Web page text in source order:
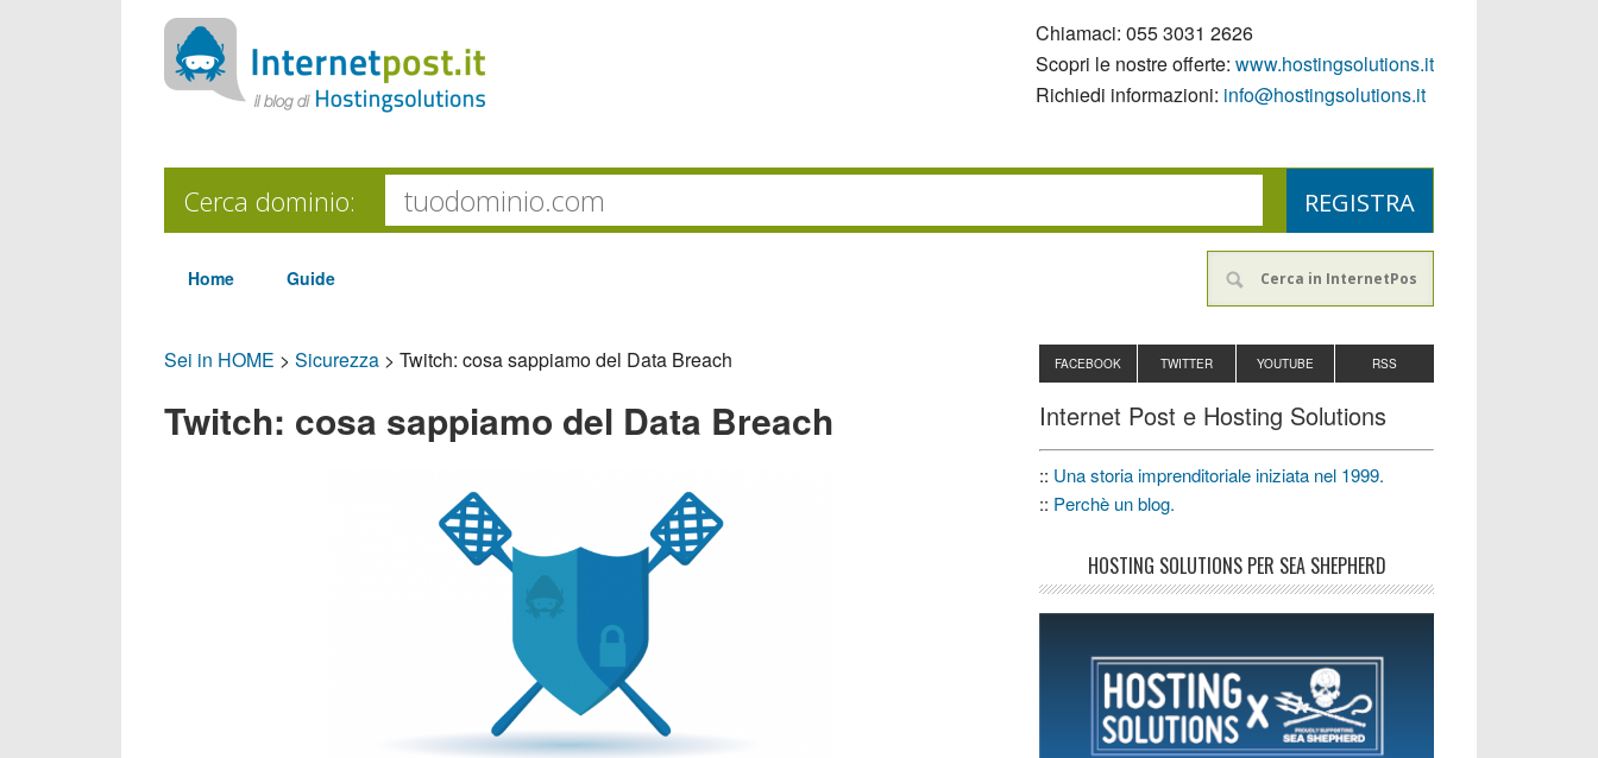
Chiamaci: 055 3031 2626
Scopri le nostre offerte: www.hostingsolutions.it
Richiedi informazioni: info@hostingsolutions.it
Cerca dominio:
Home Guide
Sei in HOME > Sicurezza > Twitch: cosa sappiamo del Data Breach
Twitch: cosa sappiamo del Data Breach
FACEBOOK TWITTER YOUTUBE RSS
Internet Post e Hosting Solutions
:: Una storia imprenditoriale iniziata nel 1999.
:: Perchè un blog.
HOSTING SOLUTIONS PER SEA SHEPHERD